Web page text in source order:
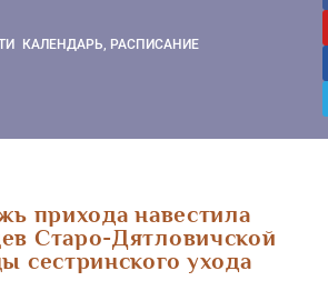
КАЛЕНДАРЬ, РАСПИСАНИЕ
прихода навестила
Старо-Дятловичской
сестринского ухода